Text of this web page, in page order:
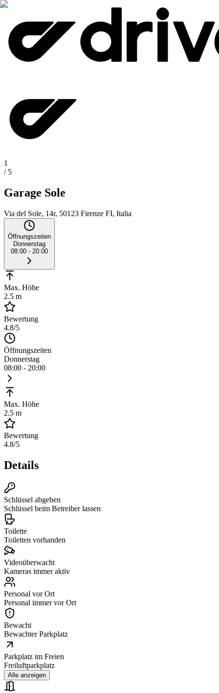
1
/ 5
Garage Sole
Via del Sole, 14r, 50123 Firenze FI, Italia
Öffnungszeiten
Donnerstag
08:00 - 20:00
Max. Höhe
2.5 m
Bewertung
4.8/5
Öffnungszeiten
Donnerstag
08:00 - 20:00
Max. Höhe
2.5 m
Bewertung
4.8/5
Details
Schlüssel abgeben
Schlüssel beim Betreiber lassen
Toilette
Toiletten vorhanden
Videoüberwacht
Kameras immer aktiv
Personal vor Ort
Personal immer vor Ort
Bewacht
Bewachter Parkplatz
Parkplatz im Freien
Freiluftparkplatz
Alle anzeigen